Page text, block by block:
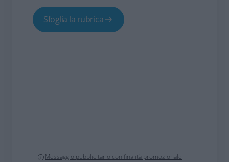
Sfoglia la rubrica
Messaggio pubblicitario con finalità promozionale